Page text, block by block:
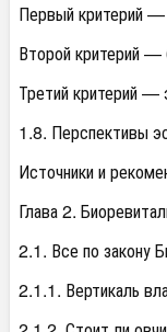
Первый критерий
Второй критерий —
Третий критерий —
1.8. Перспективы
Источники и
Глава 2.
2.1. Все по закону
2.1.1. Вертикаль